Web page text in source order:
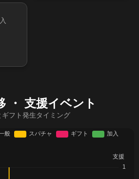
・ 支援イベント
フト発生タイミング